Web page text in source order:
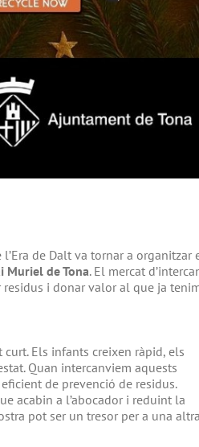
l’Era de Dalt va tornar a organitzar
Muriel de Tona. El mercat
i donar valor al que ja
Els infants creixen ràpid, els
Quan intercanviem aquests
de prevenció de residus.
acabin a l’abocador i reduint la
pot ser un tresor per a una altra